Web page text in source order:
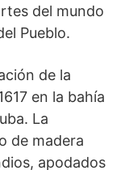
del mundo
Pueblo.
de la
en la bahía
La
de madera
apodados